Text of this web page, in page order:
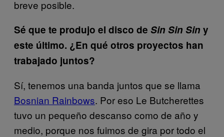
breve posible.
Sé que te produjo el disco de Sin Sin Sin y
este último. ¿En qué otros proyectos han
trabajado juntos?
Sí, tenemos una banda juntos que se llama
Bosnian Rainbows. Por eso Le Butcherettes
tuvo un pequeño descanso como de año y
medio, porque nos fuimos de gira por todo el